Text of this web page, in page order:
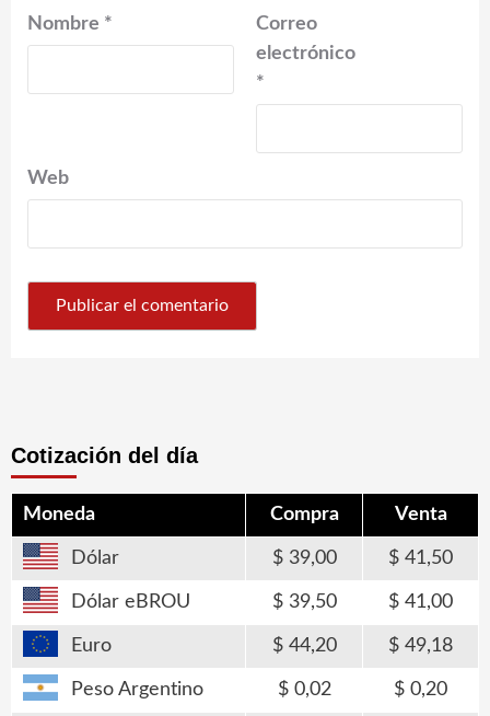
Nombre *
Correo
electrónico
*
Web
Cotización del día
Moneda Compra Venta
Dólar 39,00 41,50
Dólar eBROU 39,50 41,00
Euro 44,20 49,18
Peso Argentino 0,02 0,20